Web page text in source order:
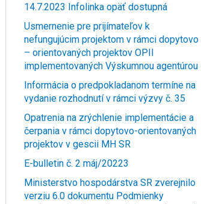
14.7.2023 Infolinka opäť dostupná
Usmernenie pre prijímateľov k
nefungujúcim projektom v rámci dopytovo
– orientovaných projektov OPII
implementovaných Výskumnou agentúrou
Informácia o predpokladanom termíne na
vydanie rozhodnutí v rámci výzvy č. 35
Opatrenia na zrýchlenie implementácie a
čerpania v rámci dopytovo-orientovaných
projektov v gescii MH SR
E-bulletin č. 2 máj/20223
Ministerstvo hospodárstva SR zverejnilo
verziu 6.0 dokumentu Podmienky